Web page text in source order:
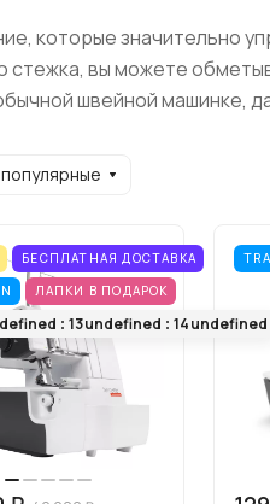
которые значительно
вы можете
швейной машинке,
БЕСПЛАТНАЯ ДОСТАВКА
ЛАПКИ В ПОДАРОК
13undefined 14undefined